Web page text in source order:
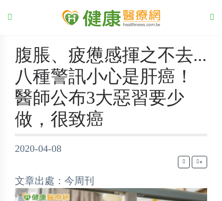
腹脹、疲憊感揮之不去...
八種警訊小心是肝癌！
醫師公布3大惡習要少
做，很致癌
2020-04-08
+
文章出處：今周刊